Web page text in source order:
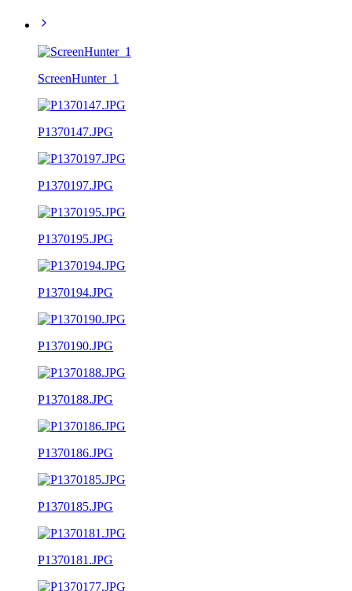
ScreenHunter_1
P1370147.JPG
P1370197.JPG
P1370195.JPG
P1370194.JPG
P1370190.JPG
P1370188.JPG
P1370186.JPG
P1370185.JPG
P1370181.JPG